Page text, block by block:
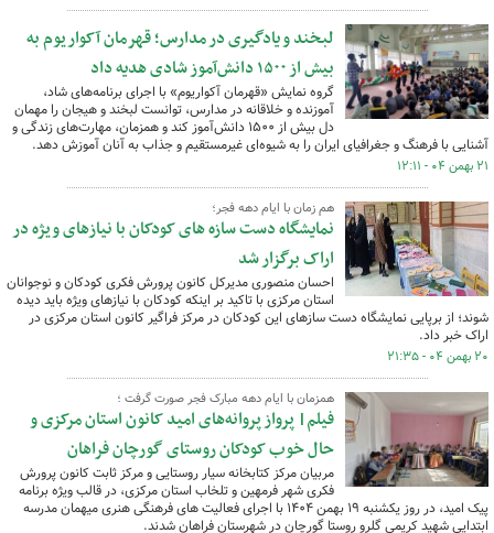
لبخند و یادگیری در مدارس؛ قهرمان آکواریوم به
بیش از ۱۵۰۰ دانش‌آموز شادی هدیه داد
گروه نمایش «قهرمان آکواریوم» با اجرای برنامه‌های شاد،
آموزنده و خلاقانه در مدارس، توانست لبخند و هیجان را مهمان
دل بیش از ۱۵۰۰ دانش‌آموز کند و همزمان، مهارت‌های زندگی و
آشنایی با فرهنگ و جغرافیای ایران را به شیوه‌ای غیرمستقیم و جذاب به آنان آموزش دهد.
۲۱ بهمن ۰۴ - ۱۲:۱۱
هم زمان با ایام دهه فجر؛
نمایشگاه دست سازه های کودکان با نیازهای ویژه در
اراک برگزار شد
احسان منصوری مدیرکل کانون پرورش فکری کودکان و نوجوانان
استان مرکزی با تاکید بر اینکه کودکان با نیازهای ویژه باید دیده
شوند؛ از برپایی نمایشگاه دست سازهای این کودکان در مرکز فراگیر کانون استان مرکزی در
اراک خبر داد.
۲۰ بهمن ۰۴ - ۲۱:۳۵
همزمان با ایام دهه مبارک فجر صورت گرفت ؛
فیلم| پرواز پروانه‌های امید کانون استان مرکزی و
حال خوب کودکان روستای گورچان فراهان
مربیان مرکز کتابخانه‌ سیار روستایی و مرکز ثابت کانون پرورش
فکری شهر فرمهین و تلخاب استان مرکزی، در قالب ویژه برنامه
پیک امید، در روز یکشنبه ۱۹ بهمن ۱۴۰۴ با اجرای فعالیت های فرهنگی هنری میهمان مدرسه
ابتدایی شهید کریمی گلرو روستا گورچان در شهرستان فراهان شدند.